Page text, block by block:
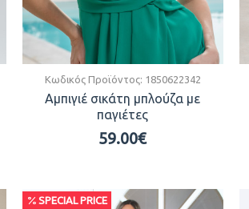
Κωδικός Προϊόντος: 1850622342
Αμπιγιέ σικάτη μπλούζα με
παγιέτες
59.00€
SPECIAL PRICE